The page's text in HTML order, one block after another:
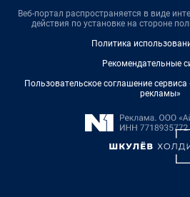
Веб-портал распространяется в виде
действия по установке на стороне
Политика
Рекомендательные
Пользовательское соглашение
рекламы»